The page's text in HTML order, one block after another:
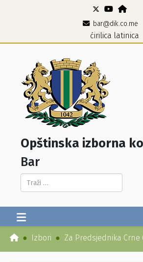
bar@dik.co.me
ćirilica latinica
Opštinska izborna
Bar
Pretraga...
Izbori Za Predsjednika Crne